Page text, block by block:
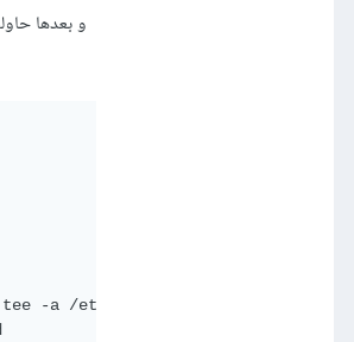
و بعدها
-a /etc/apt/trusted.gpg.d/